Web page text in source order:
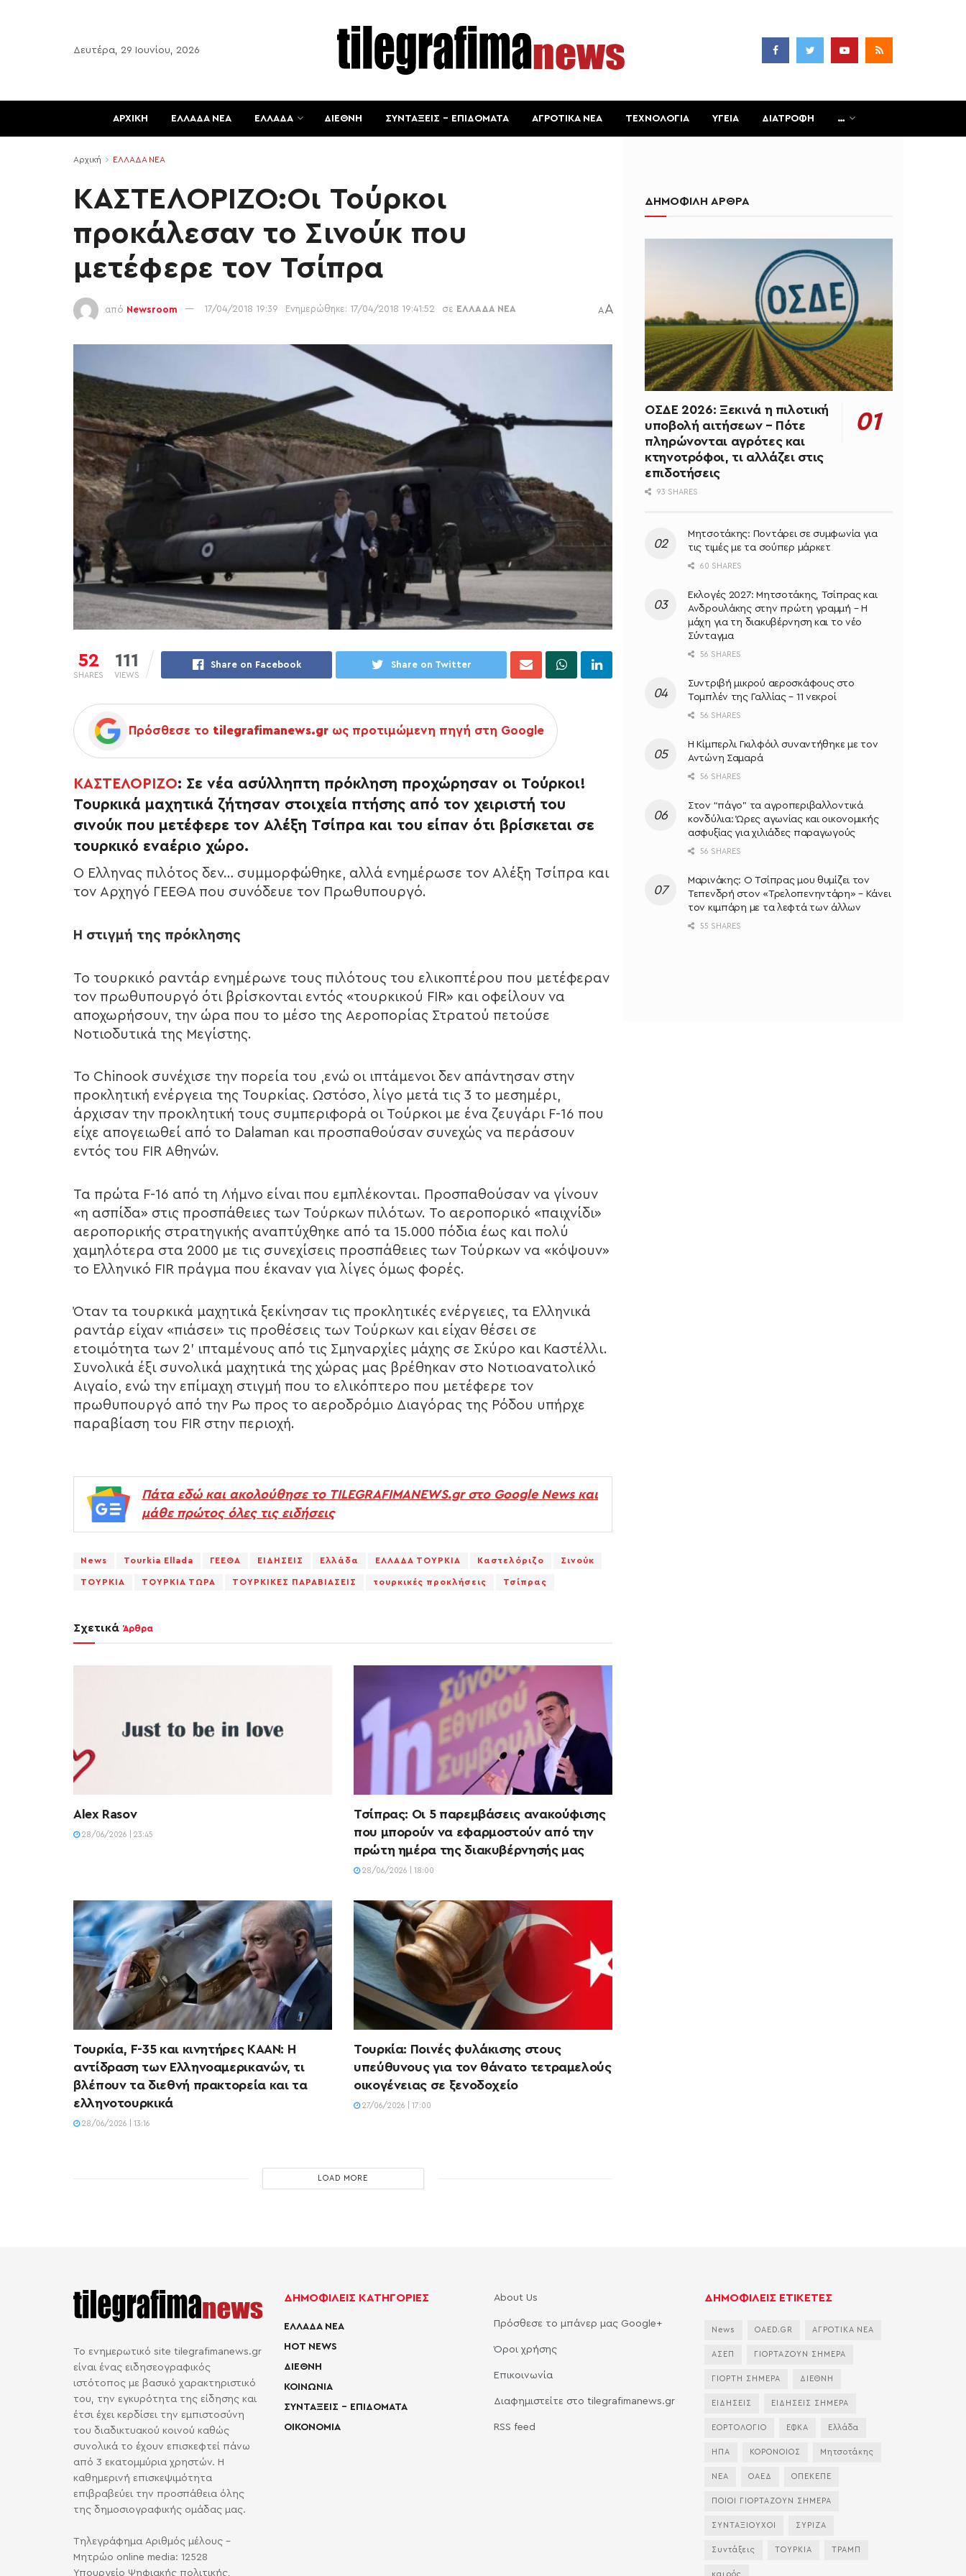
Δευτέρα, 29 Ιουνίου, 2026
ΑΡΧΙΚΗ ΕΛΛΑΔΑ ΝΕΑ ΕΛΛΑΔΑ ΔΙΕΘΝΗ ΣΥΝΤΑΞΕΙΣ – ΕΠΙΔΟΜΑΤΑ ΑΓΡΟΤΙΚΑ ΝΕΑ ΤΕΧΝΟΛΟΓΙΑ ΥΓΕΙΑ ΔΙΑΤΡΟΦΗ …
Αρχική ΕΛΛΑΔΑ ΝΕΑ
ΚΑΣΤΕΛΟΡΙΖΟ:Οι Τούρκοι
προκάλεσαν το Σινούκ που
μετέφερε τον Τσίπρα
από Newsroom 17/04/2018 19:39 Ενημερώθηκε: 17/04/2018 19:41:52 σε ΕΛΛΑΔΑ ΝΕΑ AA
52
SHARES
111
VIEWS
Share on Facebook Share on Twitter
Πρόσθεσε το tilegrafimanews.gr ως προτιμώμενη πηγή στη Google
ΚΑΣΤΕΛΟΡΙΖΟ: Σε νέα ασύλληπτη πρόκληση προχώρησαν οι Τούρκοι!
Τουρκικά μαχητικά ζήτησαν στοιχεία πτήσης από τον χειριστή του
σινούκ που μετέφερε τον Αλέξη Τσίπρα και του είπαν ότι βρίσκεται σε
τουρκικό εναέριο χώρο.
Ο Έλληνας πιλότος δεν… συμμορφώθηκε, αλλά ενημέρωσε τον Αλέξη Τσίπρα και
τον Αρχηγό ΓΕΕΘΑ που συνόδευε τον Πρωθυπουργό.
Η στιγμή της πρόκλησης
Το τουρκικό ραντάρ ενημέρωνε τους πιλότους του ελικοπτέρου που μετέφεραν
τον πρωθυπουργό ότι βρίσκονται εντός «τουρκικού FIR» και οφείλουν να
αποχωρήσουν, την ώρα που το μέσο της Αεροπορίας Στρατού πετούσε
Νοτιοδυτικά της Μεγίστης.
Το Chinook συνέχισε την πορεία του ,ενώ οι ιπτάμενοι δεν απάντησαν στην
προκλητική ενέργεια της Τουρκίας. Ωστόσο, λίγο μετά τις 3 το μεσημέρι,
άρχισαν την προκλητική τους συμπεριφορά οι Τούρκοι με ένα ζευγάρι F-16 που
είχε απογειωθεί από το Dalaman και προσπαθούσαν συνεχώς να περάσουν
εντός του FIR Αθηνών.
Τα πρώτα F-16 από τη Λήμνο είναι που εμπλέκονται. Προσπαθούσαν να γίνουν
«η ασπίδα» στις προσπάθειες των Τούρκων πιλότων. Το αεροπορικό «παιχνίδι»
αεροπορικής στρατηγικής αναπτύχθηκε από τα 15.000 πόδια έως και πολύ
χαμηλότερα στα 2000 με τις συνεχίσεις προσπάθειες των Τούρκων να «κόψουν»
το Ελληνικό FIR πράγμα που έκαναν για λίγες όμως φορές.
Όταν τα τουρκικά μαχητικά ξεκίνησαν τις προκλητικές ενέργειες, τα Ελληνικά
ραντάρ είχαν «πιάσει» τις προθέσεις των Τούρκων και είχαν θέσει σε
ετοιμότητα των 2’ ιπταμένους από τις Σμηναρχίες μάχης σε Σκύρο και Καστέλλι.
Συνολικά έξι συνολικά μαχητικά της χώρας μας βρέθηκαν στο Νοτιοανατολικό
Αιγαίο, ενώ την επίμαχη στιγμή που το ελικόπτερο που μετέφερε τον
πρωθυπουργό από την Ρω προς το αεροδρόμιο Διαγόρας της Ρόδου υπήρχε
παραβίαση του FIR στην περιοχή.
Πάτα εδώ και ακολούθησε το TILEGRAFIMANEWS.gr στο Google News και
μάθε πρώτος όλες τις ειδήσεις
News Tourkia Ellada ΓΕΕΘΑ ΕΙΔΗΣΕΙΣ Ελλάδα ΕΛΛΑΔΑ ΤΟΥΡΚΙΑ Καστελόριζο Σινούκ
ΤΟΥΡΚΙΑ ΤΟΥΡΚΙΑ ΤΩΡΑ ΤΟΥΡΚΙΚΕΣ ΠΑΡΑΒΙΑΣΕΙΣ τουρκικές προκλήσεις Τσίπρας
Σχετικά Άρθρα
Alex Rasov
28/06/2026 | 23:45
Τσίπρας: Οι 5 παρεμβάσεις ανακούφισης
που μπορούν να εφαρμοστούν από την
πρώτη ημέρα της διακυβέρνησής μας
28/06/2026 | 18:00
Τουρκία, F-35 και κινητήρες KAAN: Η
αντίδραση των Ελληνοαμερικανών, τι
βλέπουν τα διεθνή πρακτορεία και τα
ελληνοτουρκικά
28/06/2026 | 13:16
Τουρκία: Ποινές φυλάκισης στους
υπεύθυνους για τον θάνατο τετραμελούς
οικογένειας σε ξενοδοχείο
27/06/2026 | 17:00
LOAD MORE
ΔΗΜΟΦΙΛΗ ΑΡΘΡΑ
ΟΣΔΕ 2026: Ξεκινά η πιλοτική
υποβολή αιτήσεων – Πότε
πληρώνονται αγρότες και
κτηνοτρόφοι, τι αλλάζει στις
επιδοτήσεις
93 SHARES
Μητσοτάκης: Ποντάρει σε συμφωνία για
τις τιμές με τα σούπερ μάρκετ
60 SHARES
Εκλογές 2027: Μητσοτάκης, Τσίπρας και
Ανδρουλάκης στην πρώτη γραμμή – Η
μάχη για τη διακυβέρνηση και το νέο
Σύνταγμα
56 SHARES
Συντριβή μικρού αεροσκάφους στο
Τομπλέν της Γαλλίας – 11 νεκροί
56 SHARES
Η Κίμπερλι Γκιλφόιλ συναντήθηκε με τον
Αντώνη Σαμαρά
56 SHARES
Στον “πάγο” τα αγροπεριβαλλοντικά
κονδύλια: Ώρες αγωνίας και οικονομικής
ασφυξίας για χιλιάδες παραγωγούς
56 SHARES
Μαρινάκης: Ο Τσίπρας μου θυμίζει τον
Τεπενδρή στον «Τρελοπενηντάρη» – Κάνει
τον κιμπάρη με τα λεφτά των άλλων
55 SHARES
Το ενημερωτικό site tilegrafimanews.gr
είναι ένας ειδησεογραφικός
ιστότοπος με βασικό χαρακτηριστικό
του, την εγκυρότητα της είδησης και
έτσι έχει κερδίσει την εμπιστοσύνη
του διαδικτυακού κοινού καθώς
συνολικά το έχουν επισκεφτεί πάνω
από 3 εκατομμύρια χρηστών. Η
καθημερινή επισκεψιμότητα
επιβραβεύει την προσπάθεια όλης
της δημοσιογραφικής ομάδας μας.
Τηλεγράφημα Αριθμός μέλους -
Μητρώο online media: 12528
Υπουργείο Ψηφιακής πολιτικής,
ΔΗΜΟΦΙΛΕΙΣ ΚΑΤΗΓΟΡΙΕΣ
ΕΛΛΑΔΑ ΝΕΑ
HOT NEWS
ΔΙΕΘΝΗ
ΚΟΙΝΩΝΙΑ
ΣΥΝΤΑΞΕΙΣ – ΕΠΙΔΟΜΑΤΑ
ΟΙΚΟΝΟΜΙΑ
About Us
Πρόσθεσε το μπάνερ μας Google+
Όροι χρήσης
Επικοινωνία
Διαφημιστείτε στο tilegrafimanews.gr
RSS feed
ΔΗΜΟΦΙΛΕΙΣ ΕΤΙΚΕΤΕΣ
News OAED.GR ΑΓΡΟΤΙΚΑ ΝΕΑ
ΑΣΕΠ ΓΙΟΡΤΑΖΟΥΝ ΣΗΜΕΡΑ
ΓΙΟΡΤΗ ΣΗΜΕΡΑ ΔΙΕΘΝΗ
ΕΙΔΗΣΕΙΣ ΕΙΔΗΣΕΙΣ ΣΗΜΕΡΑ
ΕΟΡΤΟΛΟΓΙΟ ΕΦΚΑ Ελλάδα
ΗΠΑ ΚΟΡΟΝΟΙΟΣ Μητσοτάκης
ΝΕΑ ΟΑΕΔ ΟΠΕΚΕΠΕ
ΠΟΙΟΙ ΓΙΟΡΤΑΖΟΥΝ ΣΗΜΕΡΑ
ΣΥΝΤΑΞΙΟΥΧΟΙ ΣΥΡΙΖΑ
Συντάξεις ΤΟΥΡΚΙΑ ΤΡΑΜΠ
καιρός